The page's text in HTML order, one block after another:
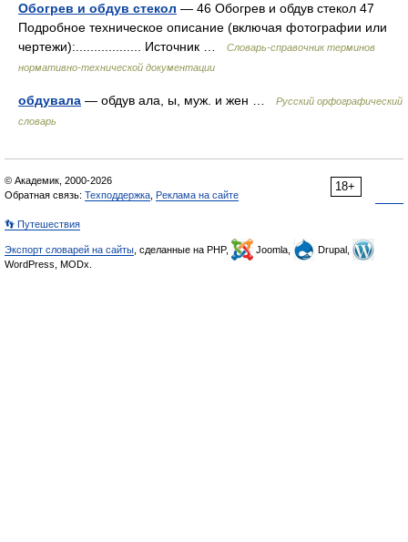
Обогрев и обдув стекол — 46 Обогрев и обдув стекол 47
Подробное техническое описание (включая фотографии или
чертежи):.................. Источник …
Словарь-справочник терминов
нормативно-технической документации
обдувала — обдув ала, ы, муж. и жен …
Русский орфографический
словарь
18+
© Академик, 2000-2026
Обратная связь: Техподдержка Реклама на сайте
👣 Путешествия
Экспорт словарей на сайты , сделанные на PHP, Joomla,
Drupal,
WordPress, MODx.